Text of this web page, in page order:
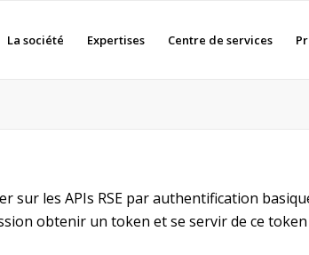
La société Expertises Centre de services
sur les APIs RSE par authentification
obtenir un token et se servir de ce